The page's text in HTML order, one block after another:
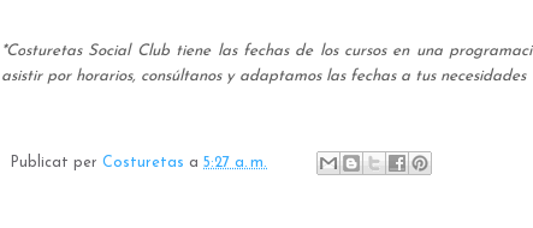
*Costuretas Social Club tiene las fechas de los cursos en una
asistir por horarios, consúltanos y adaptamos las fechas a tus necesidades
Publicat per Costuretas a 5:27 a. m.